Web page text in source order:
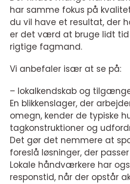
har samme fokus på
du vil have et resultat, der
er det værd at bruge lidt
rigtige fagmand.
Vi anbefaler især at se på:
– lokalkendskab og
En blikkenslager, der
omegn, kender de typiske
tagkonstruktioner og
Det gør det nemmere at
foreslå løsninger, der
Lokale håndværkere har
responstid, når der opstår